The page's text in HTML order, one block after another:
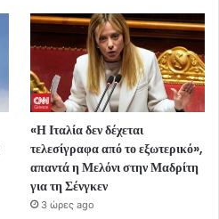
«Η Ιταλία δεν δέχεται
τελεσίγραφα από το εξωτερικό»,
απαντά η Μελόνι στην Μαδρίτη
για τη Σένγκεν
3 ώρες ago